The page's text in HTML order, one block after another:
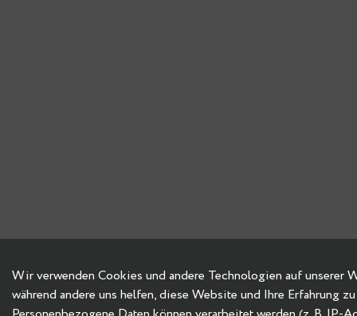
Wir verwenden Cookies und andere Technologien auf unserer
während andere uns helfen, diese Website und Ihre Erfahrung